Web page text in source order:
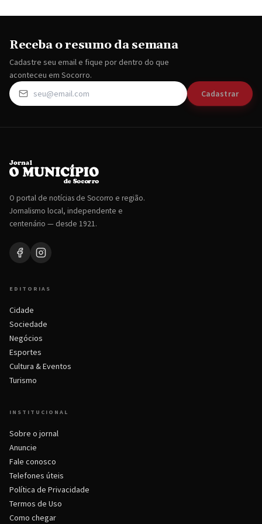
Receba o resumo da semana
Cadastre seu email e fique por dentro do que
aconteceu em Socorro.
Cadastrar
O portal de notícias de Socorro e região.
Jornalismo local, independente e
centenário — desde 1921.
EDITORIAS
Cidade
Sociedade
Negócios
Esportes
Cultura & Eventos
Turismo
INSTITUCIONAL
Sobre o jornal
Anuncie
Fale conosco
Telefones úteis
Política de Privacidade
Termos de Uso
Como chegar